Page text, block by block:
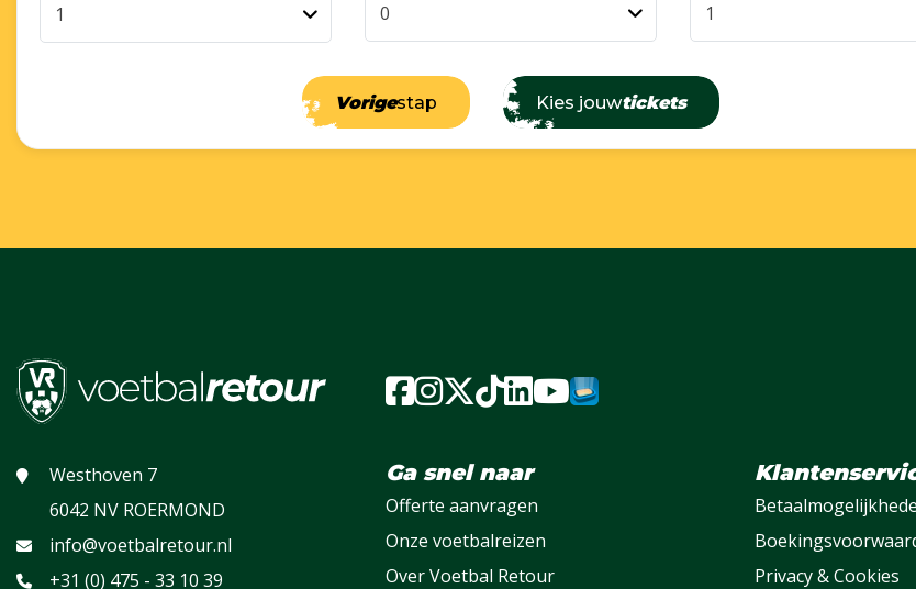
1 0 1
Vorigestap Kies jouwtickets
Westhoven 7
6042 NV ROERMOND
info@voetbalretour.nl
+31 (0) 475 - 33 10 39
Ga snel naar
Offerte aanvragen
Onze voetbalreizen
Over Voetbal Retour
Privacy & Cookies